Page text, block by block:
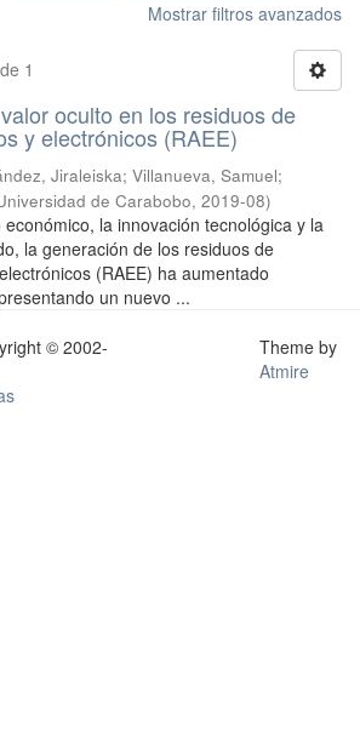
Mostrar filtros avanzados
1
oculto en los residuos de
y electrónicos (RAEE)
Jiraleiska; Villanueva, Samuel;
de Carabobo, 2019-08)
la innovación tecnológica y la
la generación de los residuos de
(RAEE) ha aumentado
un nuevo ...
© 2002-
Theme by
Atmire